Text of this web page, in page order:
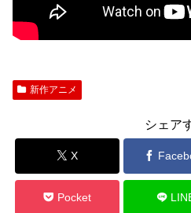
新作アニメ
シェア
X
Pocket